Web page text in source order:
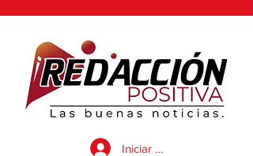
Iniciar sesión